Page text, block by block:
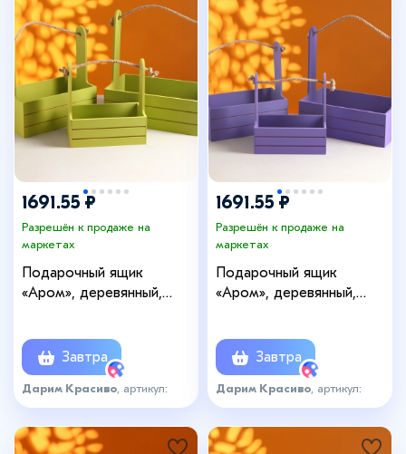
1691.55 ₽
Разрешён к продаже на
маркетах
Подарочный ящик
«Аром», деревянный,
шт.
Завтра
Дарим Красиво , артикул:
7590504
1691.55 ₽
Разрешён к продаже на
маркетах
Подарочный ящик
«Аром», деревянный,
Завтра
Дарим Красиво , артикул:
7590505